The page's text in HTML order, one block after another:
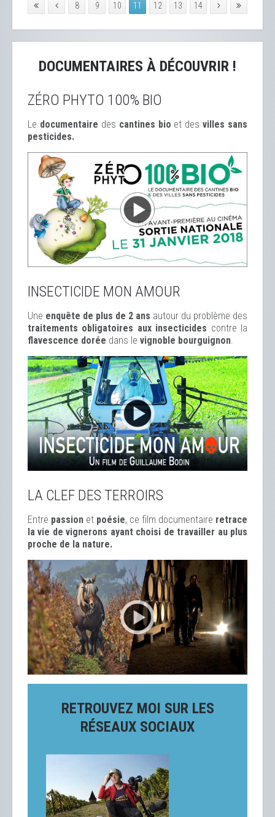
8 9 10 11 12 13 14
DOCUMENTAIRES À DÉCOUVRIR !
ZÉRO PHYTO 100% BIO
Le documentaire des cantines bio et desvilles sans
pesticides.
INSECTICIDE MON AMOUR
Une enquête de plus de 2 ans autour du problème des
traitements obligatoires aux insecticides contre la
flavescence dorée dans le vignoble bourguignon.
LA CLEF DES TERROIRS
Entre passion et poésie, ce film documentaire retrace
la vie de vignerons ayant choisi de travailler au plus
proche de la nature.
RETROUVEZ MOI SUR LES
RÉSEAUX SOCIAUX